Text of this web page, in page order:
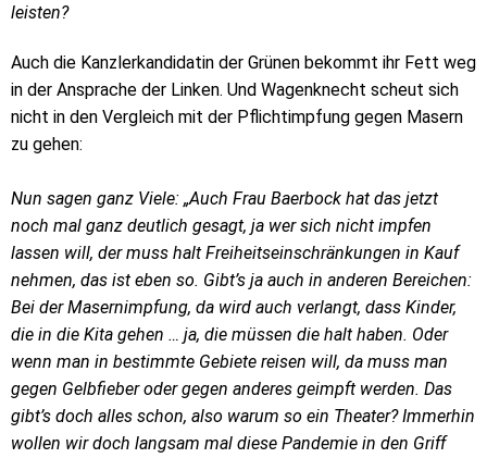
leisten?
Auch die Kanzlerkandidatin der Grünen bekommt ihr Fett weg
in der Ansprache der Linken. Und Wagenknecht scheut sich
nicht in den Vergleich mit der Pflichtimpfung gegen Masern
zu gehen:
Nun sagen ganz Viele: „Auch Frau Baerbock hat das jetzt
noch mal ganz deutlich gesagt, ja wer sich nicht impfen
lassen will, der muss halt Freiheitseinschränkungen in Kauf
nehmen, das ist eben so. Gibt’s ja auch in anderen Bereichen:
Bei der Masernimpfung, da wird auch verlangt, dass Kinder,
die in die Kita gehen … ja, die müssen die halt haben. Oder
wenn man in bestimmte Gebiete reisen will, da muss man
gegen Gelbfieber oder gegen anderes geimpft werden. Das
gibt’s doch alles schon, also warum so ein Theater? Immerhin
wollen wir doch langsam mal diese Pandemie in den Griff